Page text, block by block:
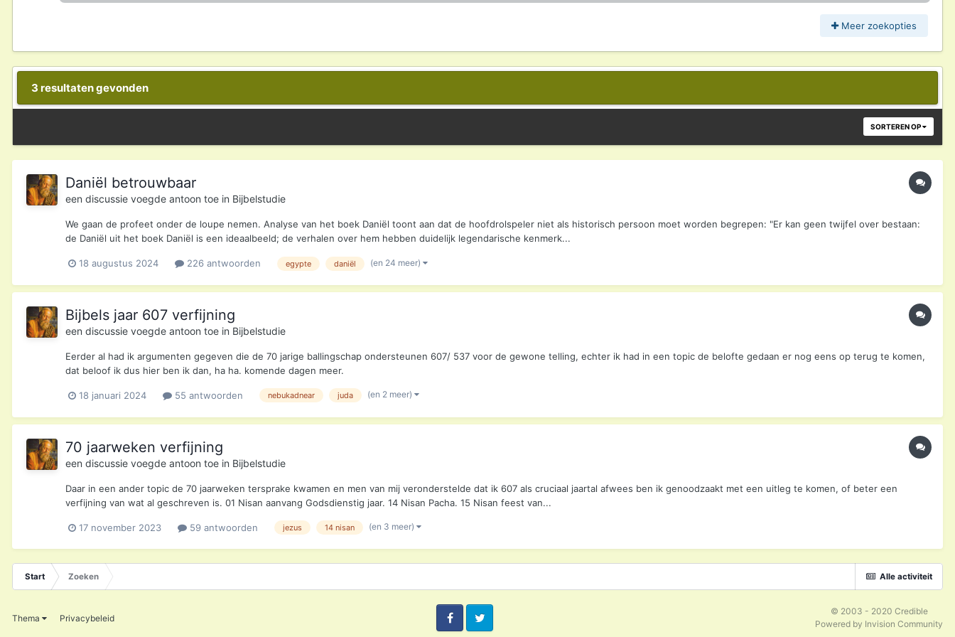
Meer zoekopties
3 resultaten gevonden
SORTEREN OP
Daniël betrouwbaar
een discussie voegde antoon toe in Bijbelstudie
We gaan de profeet onder de loupe nemen. Analyse van het boek Daniël toont aan dat de hoofdrolspeler niet als historisch persoon moet worden begrepen: "Er kan geen twijfel over bestaan:
de Daniël uit het boek Daniël is een ideaalbeeld; de verhalen over hem hebben duidelijk legendarische kenmerk...
18 augustus 2024 226 antwoorden egypte daniël (en 24 meer)
Bijbels jaar 607 verfijning
een discussie voegde antoon toe in Bijbelstudie
Eerder al had ik argumenten gegeven die de 70 jarige ballingschap ondersteunen 607/ 537 voor de gewone telling, echter ik had in een topic de belofte gedaan er nog eens op terug te komen,
dat beloof ik dus hier ben ik dan, ha ha. komende dagen meer.
18 januari 2024 55 antwoorden nebukadnear juda (en 2 meer)
70 jaarweken verfijning
een discussie voegde antoon toe in Bijbelstudie
Daar in een ander topic de 70 jaarweken tersprake kwamen en men van mij veronderstelde dat ik 607 als cruciaal jaartal afwees ben ik genoodzaakt met een uitleg te komen, of beter een
verfijning van wat al geschreven is. 01 Nisan aanvang Godsdienstig jaar. 14 Nisan Pacha. 15 Nisan feest van...
17 november 2023 59 antwoorden jezus 14 nisan (en 3 meer)
Alle activiteit
Start Zoeken
Thema Privacybeleid
FacebookTwitter
© 2003 - 2020 Credible
Powered by Invision Community